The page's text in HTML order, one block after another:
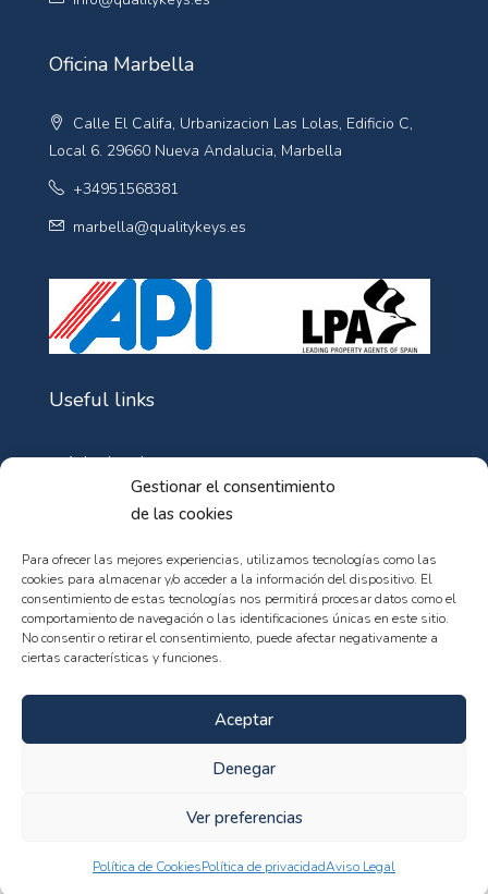
Gestionar el consentimiento
de las cookies
Para ofrecer las mejores experiencias, utilizamos tecnologías como las
cookies para almacenar y/o acceder a la información del dispositivo. El
consentimiento de estas tecnologías nos permitirá procesar datos como el
comportamiento de navegación o las identificaciones únicas en este sitio.
No consentir o retirar el consentimiento, puede afectar negativamente a
ciertas características y funciones.
Aceptar
Denegar
Ver preferencias
Política de CookiesPolítica de privacidadAviso Legal
Oficina Marbella
Calle El Califa, Urbanizacion Las Lolas, Edificio C,
Local 6. 29660 Nueva Andalucia, Marbella
+34951568381
marbella@qualitykeys.es
Useful links
Aviso Legal
Política de Cookies